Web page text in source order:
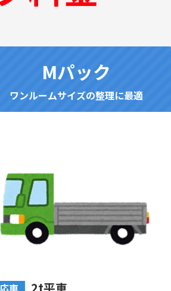
Mパック
ワンルームサイズの整理に最適
車